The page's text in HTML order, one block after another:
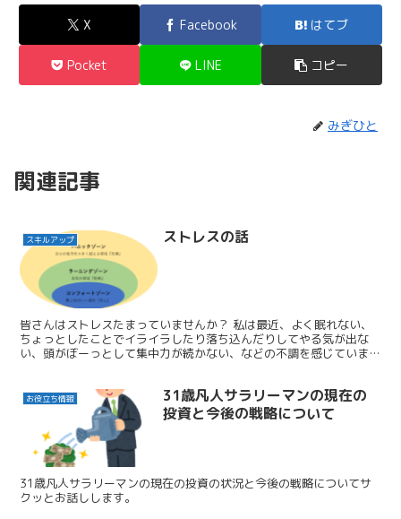
X Facebook はてブ
Pocket LINE コピー
みぎひと
関連記事
スキルアップ ストレスの話
皆さんはストレスたまっていませんか？ 私は最近、よく眠れない、
ちょっとしたことでイライラしたり落ち込んだりしてやる気が出な
い、頭がぼーっとして集中力が続かない、などの不調を感じていま
お役立ち情報
31歳凡人サラリーマンの現在の
投資と今後の戦略について
31歳凡人サラリーマンの現在の投資の状況と今後の戦略についてサ
クッとお話しします。